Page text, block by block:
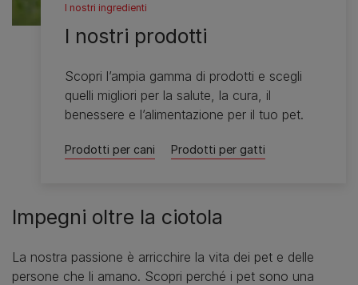
I nostri ingredienti
I nostri prodotti
Scopri l’ampia gamma di prodotti e scegli
quelli migliori per la salute, la cura, il
benessere e l’alimentazione per il tuo pet.
Prodotti per cani Prodotti per gatti
Impegni oltre la ciotola
La nostra passione è arricchire la vita dei pet e delle
persone che li amano. Scopri perché i pet sono una